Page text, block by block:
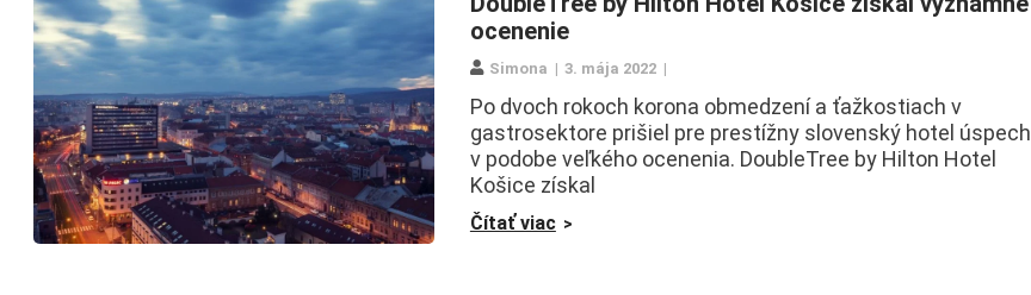
ocenenie
Simona 3. mája 2022
Po dvoch rokoch korona obmedzení a ťažkostiach v
gastrosektore prišiel pre prestížny slovenský hotel úspech
v podobe veľkého ocenenia. DoubleTree by Hilton Hotel
Košice získal
Čítať viac